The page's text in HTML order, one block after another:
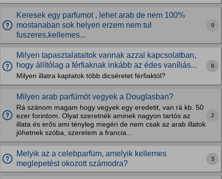
Keresek egy parfumot , lehet arab de nem 100%
mostanaban sok helyen erzem nem tul
fuszeres,kellemes...
9
Milyen tapasztalataitok vannak azzal kapcsolatban,
hogy állítólag a férfiaknak inkább az édes vaníliás...
Milyen illatra kaptatok több dicséretet férfiaktól?
8
Milyen arab parfümöt vegyek a Douglasban?
Rá szánom magam hogy vegyek egy eredetit, van rá kb. 50
ezer forintom. Olyat szeretnék aminek nagyon tartós az
illata és erős ami tényleg megéri de nem csak az arab illatok
jöhetnek szóba, szeretem a francia...
2
Melyik az a celebparfüm, amelyik kellemes
meglepetést okozott számodra?
3